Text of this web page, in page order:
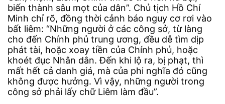
biến thành sâu mọt của dân”. Chủ tịch Hồ Chí
Minh chỉ rõ, đồng thời cảnh báo nguy cơ rơi vào
bất liêm: “Những người ở các công sở, từ làng
cho đến Chính phủ trung ương, đều dễ tìm dịp
phát tài, hoặc xoay tiền của Chính phủ, hoặc
khoét đục Nhân dân. Đến khi lộ ra, bị phạt, thì
mất hết cả danh giá, mà của phi nghĩa đó cũng
không được hưởng. Vì vậy, những người trong
công sở phải lấy chữ Liêm làm đầu”.